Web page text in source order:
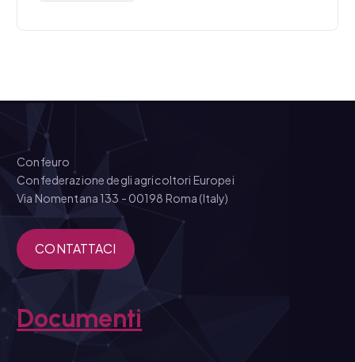
Confeuro
Confederazione degli agricoltori Europei
Via Nomentana 133 - 00198 Roma (Italy)
CONTATTACI
Documenti